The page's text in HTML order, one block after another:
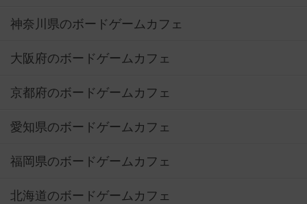
神奈川県のボードゲームカフェ
大阪府のボードゲームカフェ
京都府のボードゲームカフェ
愛知県のボードゲームカフェ
福岡県のボードゲームカフェ
北海道のボードゲームカフェ